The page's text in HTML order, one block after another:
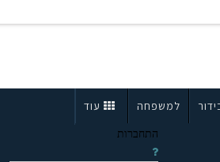
למשפחה עוד
התחברות